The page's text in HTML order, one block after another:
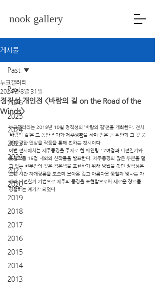
nook gallery
게시물
Past
2026
2025
2024
2023
2022
2021
2020
2019
2018
2017
2016
2015
2014
2013
Past
정직성 개인전 <바람의 길 on the Road of the
Winds>
누크갤러리
2024년 8월 31일
누크갤러리는 2019년 10월 정직성의 ‘바람의 길’전을 개최한다. 전시
‘바람의 길’은 그 동안 작가가 제주생활을 하며 얻은 큰 위안과 그 곳 풍
경의 강한 인상을 작품을 통해 전하는 전시이다.
이번 전시에서는 제주풍경을 주제로 한 페인팅 17여점과 나전칠기와
옻칠작품 15점 내외의 신작들을 발표한다. 제주풍경의 많은 부분을 덮
고 있는 현무암의 깊은 검은색을 표현하기 위해 방법을 찾던 정직성은
오랜 시간 자개장롱을 모으며 보아온 깊고 아름다운 옻칠과 빛나는 자
개의 나전칠기 기법으로 제주의 풍경을 표현함으로써 새로운 장르를
경험하는 계기가 되었다.